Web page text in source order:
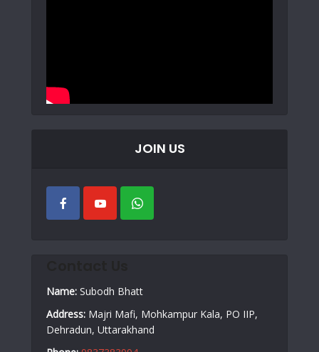
JOIN US
Name: Subodh Bhatt
Address: Majri Mafi, Mohkampur Kala, PO IIP,
Dehradun, Uttarakhand